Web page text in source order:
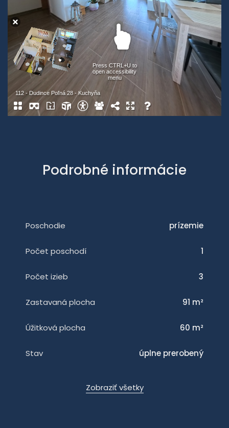
Podrobné informácie
Poschodie prízemie
Počet poschodí 1
Počet izieb 3
Zastavaná plocha 91 m²
Úžitková plocha 60 m²
Stav úplne prerobený
Zobraziť všetky